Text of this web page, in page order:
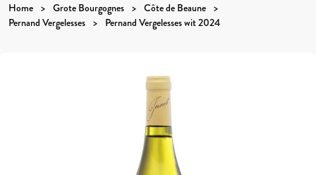
Home Grote Bourgognes
Côte de Beaune
Pernand Vergelesses
Pernand Vergelesses wit 2024